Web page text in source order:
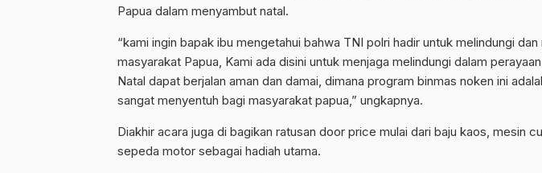
Papua dalam menyambut natal.
“kami ingin bapak ibu mengetahui bahwa TNI polri hadir untuk melindungi
masyarakat Papua, Kami ada disini untuk menjaga melindungi dalam
Natal dapat berjalan aman dan damai, dimana program binmas noken ini
sangat menyentuh bagi masyarakat papua,” ungkapnya.
Diakhir acara juga di bagikan ratusan door price mulai dari baju kaos, mesin
sepeda motor sebagai hadiah utama.